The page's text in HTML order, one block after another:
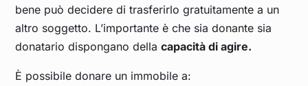
bene può decidere di trasferirlo gratuitamente a un
altro soggetto. L’importante è che sia donante sia
donatario dispongano dellacapacità di agire.
È possibile donare un immobile a: